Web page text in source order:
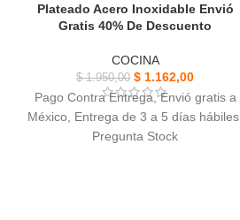
Plateado Acero Inoxidable Envió
Gratis 40% De Descuento
COCINA
$1.950,00 $ 1.162,00
Pago Contra Entrega, Envió gratis a
México, Entrega de 3 a 5 días hábiles,
Pregunta Stock